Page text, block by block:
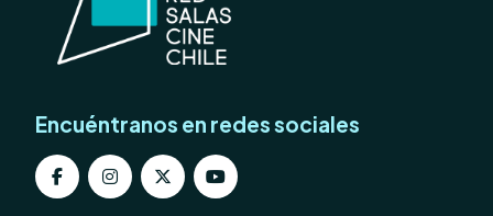
Encuéntranos en redes sociales